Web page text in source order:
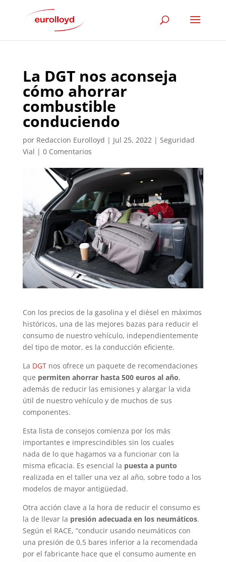
La DGT nos aconseja
cómo ahorrar
combustible
conduciendo
por Redaccion Eurolloyd | Jul 25, 2022| Seguridad
Vial | 0 Comentarios
Con los precios de la gasolina y el diésel en máximos
históricos, una de las mejores bazas para reducir el
consumo de nuestro vehículo, independientemente
del tipo de motor, es la conducción eficiente.
La DGTnos ofrece un paquete de recomendaciones
que permiten ahorrar hasta 500 euros al año,
además de reducir las emisiones y alargar la vida
útil de nuestro vehículo y de muchos de sus
componentes.
Esta lista de consejos comienza por los más
importantes e imprescindibles sin los cuales
nada de lo que hagamos va a funcionar con la
misma eficacia. Es esencial la puesta a punto
realizada en el taller una vez al año, sobre todo a los
modelos de mayor antigüedad.
Otra acción clave a la hora de reducir el consumo es
la de llevar la presión adecuada en los neumáticos.
Según el RACE, “conducir usando neumáticos con
una presión de 0,5 bares inferior a la recomendada
por el fabricante hace que el consumo aumente en